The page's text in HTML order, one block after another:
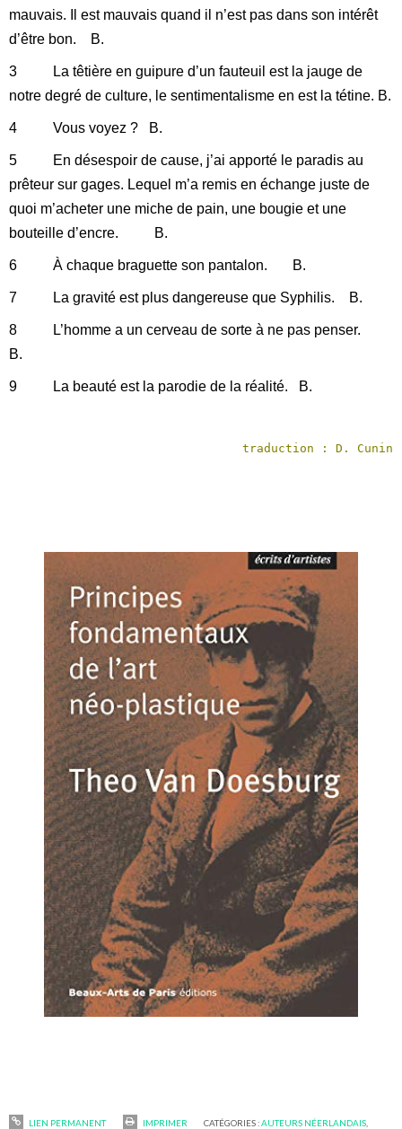
mauvais. Il est mauvais quand il n’est pas dans son intérêt
d’être bon. B.
3 La têtière en guipure d’un fauteuil est la jauge de
notre degré de culture, le sentimentalisme en est la tétine. B.
4 Vous voyez ? B.
5 En désespoir de cause, j’ai apporté le paradis au
prêteur sur gages. Lequel m’a remis en échange juste de
quoi m’acheter une miche de pain, une bougie et une
bouteille d’encre. B.
6 À chaque braguette son pantalon. B.
7 La gravité est plus dangereuse que Syphilis. B.
8 L’homme a un cerveau de sorte à ne pas penser.
B.
9 La beauté est la parodie de la réalité. B.
traduction : D. Cunin
LIEN PERMANENT IMPRIMER CATÉGORIES :AUTEURS NÉERLANDAIS